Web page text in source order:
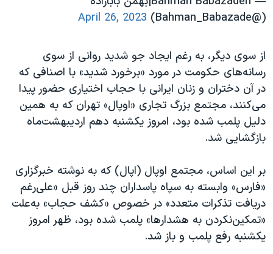
(@Bahman_Babazade)
April 26, 2023
از سوی دیگر، به رغم ایجاد جو شدید روانی از سوی
رسانه‌های حکومت در مورد «برخورد شدید» با اصنافی که
در آن دختران و زنان ایرانی با حجاب اختیاری حضور پیدا
می‌کنند، مجتمع بزرگ تجاری «اوپال» تهران که به همین
دلیل پلمب شده بود، امروز یکشنبه دهم اردیبهشت‌ماه
بازگشایی شد.
بر این اساس، مجتمع اوپال (اپال) که به نوشته خبرگزاری
«فارس» وابسته به سپاه پاسداران چند روز قبل «علی‌رغم
دریافت تذکرات متعدد» در خصوص «کشف حجاب» به‌علت
«تمکین‌نکردن به هشدارها» پلمب شده بود، ظهر امروز
یکشنبه رفع پلمب و باز شد.